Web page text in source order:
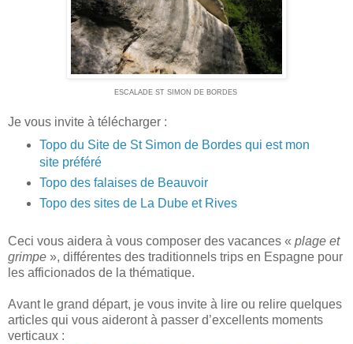
ESCALADE ST SIMON DE BORDES
Je vous invite à télécharger :
Topo du Site de St Simon de Bordes qui est mon
site préféré
Topo des falaises de Beauvoir
Topo des sites de La Dube et Rives
Ceci vous aidera à vous composer des vacances « plage et
grimpe », différentes des traditionnels trips en Espagne pour
les afficionados de la thématique.
Avant le grand départ, je vous invite à lire ou relire quelques
articles qui vous aideront à passer d’excellents moments
verticaux :